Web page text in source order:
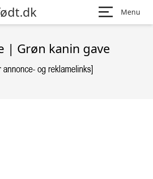
Menu
| Grøn kanin gave